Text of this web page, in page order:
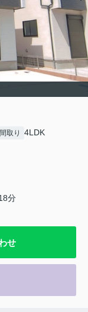
間取り 4LDK
分
せ